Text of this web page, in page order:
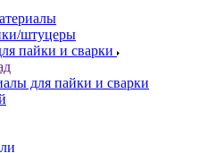
штуцеры
пайки и сварки
для пайки и сварки